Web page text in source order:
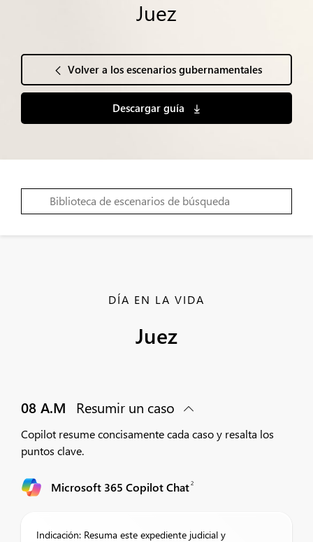
Juez
Volver a los escenarios gubernamentales
Descargar guía
DÍA EN LA VIDA
Juez
08 A.M Resumir un caso
Copilot resume concisamente cada caso y resalta los
puntos clave.
Microsoft 365 Copilot Chat2
Indicación: Resuma este expediente judicial y